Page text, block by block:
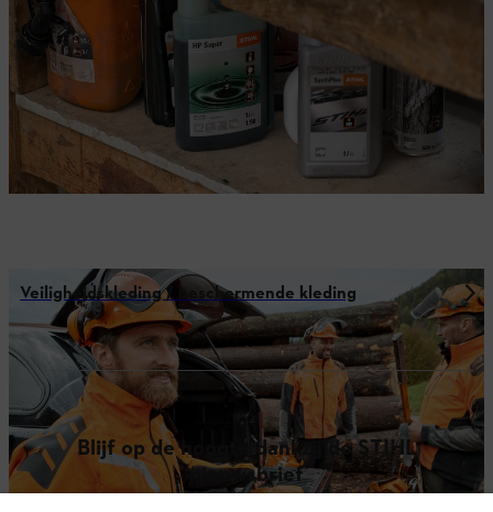
Veiligheidskleding / beschermende kleding
Blijf op de hoogte dankzij de STIHL
nieuwsbrief